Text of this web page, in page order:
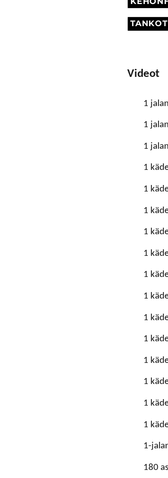
Videot
1
1
1
1
1
1
1
1
1
1
1
1
1
1
1
1
1-
180